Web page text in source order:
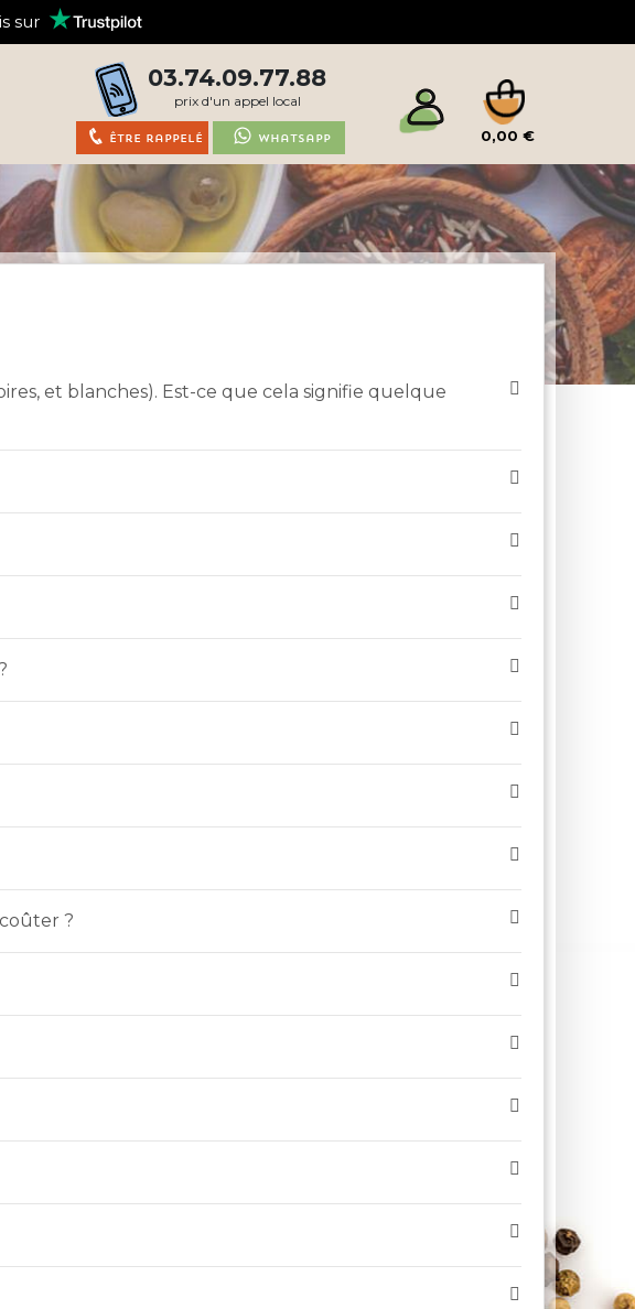
sur
03.74.09.77.88
prix d'un appel local
Être rappelé Whatsapp 0,00 €
et blanches). Est-ce que cela signifie quelque
?